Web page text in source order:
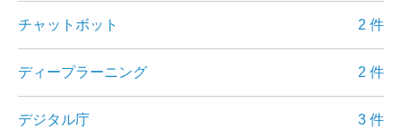
チャットボット 2 件
ディープラーニング 2 件
デジタル庁 3 件